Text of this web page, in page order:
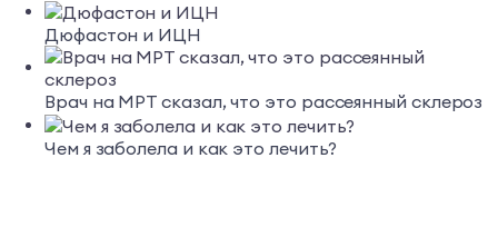
Дюфастон и ИЦН
Врач на МРТ сказал, что это рассеянный склероз
Чем я заболела и как это лечить?